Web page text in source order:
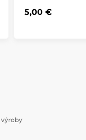
5,00 €
výroby